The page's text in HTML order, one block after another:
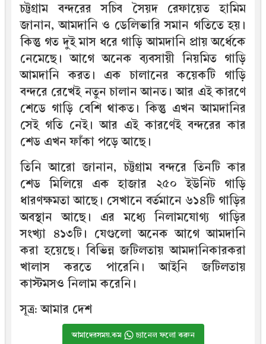
চট্টগ্রাম বন্দরের সচিব সৈয়দ রেফায়েত হামিম
জানান, আমদানি ও ডেলিভারি সমান গতিতে হয়।
কিন্তু গত দুই মাস ধরে গাড়ি আমদানি প্রায় অর্ধেকে
নেমেছে। আগে অনেক ব্যবসায়ী নিয়মিত গাড়ি
আমদানি করত। এক চালানের কয়েকটি গাড়ি
বন্দরে রেখেই নতুন চালান আনত। আর এই কারণে
শেডে গাড়ি বেশি থাকত। কিন্তু এখন আমদানির
সেই গতি নেই। আর এই কারণেই বন্দরের কার
শেড এখন ফাঁকা পড়ে আছে।
তিনি আরো জানান, চট্টগ্রাম বন্দরে তিনটি কার
শেড মিলিয়ে এক হাজার ২৫০ ইউনিট গাড়ি
ধারণক্ষমতা আছে। সেখানে বর্তমানে ৬১৪টি গাড়ির
অবস্থান আছে। এর মধ্যে নিলামযোগ্য গাড়ির
সংখ্যা ৪১৩টি। যেগুলো অনেক আগে আমদানি
করা হয়েছে। বিভিন্ন জটিলতায় আমদানিকারকরা
খালাস করতে পারেনি। আইনি জটিলতায়
কাস্টমসও নিলাম করেনি।
সূত্র: আমার দেশ
আমাদেরসময়.কম চ্যানেল ফলো করুন